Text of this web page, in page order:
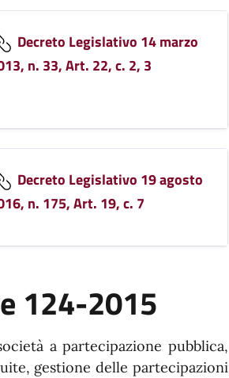
Decreto Legislativo 14 marzo
n. 33, Art. 22, c. 2, 3
Decreto Legislativo 19 agosto
n. 175, Art. 19, c. 7
124-2015
a partecipazione pubblica,
gestione delle partecipazioni